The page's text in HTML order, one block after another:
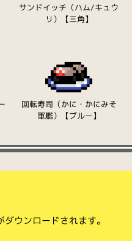
サンドイッチ（ハム/キュウ
リ）【三角】
回転寿司（かに・かにみそ
軍艦）【ブルー】
ウンロードされます。